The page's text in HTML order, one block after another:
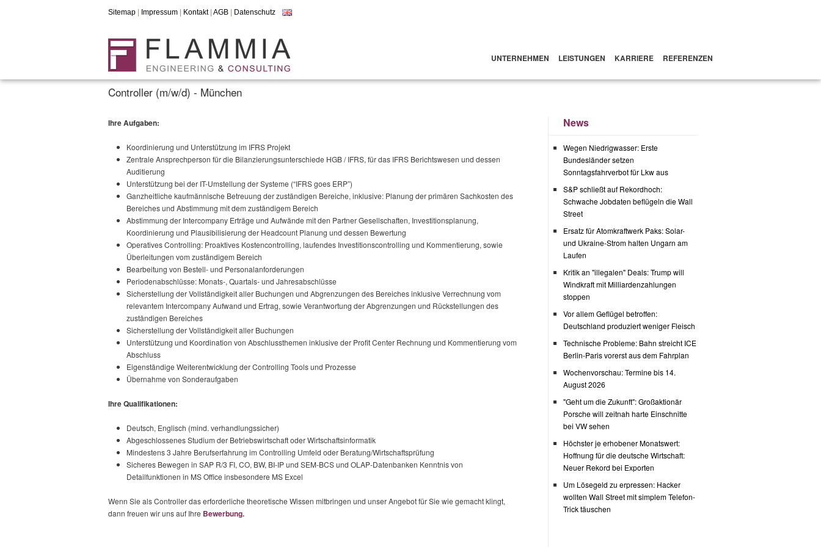
UNTERNEHMEN LEISTUNGEN KARRIERE REFERENZEN
Sitemap Impressum Kontakt| AGB Datenschutz
Controller (m/w/d) - München
Ihre Aufgaben:
Koordinierung und Unterstützung im IFRS Projekt
Zentrale Ansprechperson für die Bilanzierungsunterschiede HGB / IFRS, für das IFRS Berichtswesen und dessen
Auditierung
Unterstützung bei der IT-Umstellung der Systeme (“IFRS goes ERP”)
Ganzheitliche kaufmännische Betreuung der zuständigen Bereiche, inklusive: Planung der primären Sachkosten des
Bereiches und Abstimmung mit dem zuständigem Bereich
Abstimmung der Intercompany Erträge und Aufwände mit den Partner Gesellschaften, Investitionsplanung,
Koordinierung und Plausibilisierung der Headcount Planung und dessen Bewertung
Operatives Controlling: Proaktives Kostencontrolling, laufendes Investitionscontrolling und Kommentierung, sowie
Überleitungen vom zuständigem Bereich
Bearbeitung von Bestell- und Personalanforderungen
Periodenabschlüsse: Monats-, Quartals- und Jahresabschlüsse
Sicherstellung der Vollständigkeit aller Buchungen und Abgrenzungen des Bereiches inklusive Verrechnung vom
relevantem Intercompany Aufwand und Ertrag, sowie Verantwortung der Abgrenzungen und Rückstellungen des
zuständigen Bereiches
Sicherstellung der Vollständigkeit aller Buchungen
Unterstützung und Koordination von Abschlussthemen inklusive der Profit Center Rechnung und Kommentierung vom
Abschluss
Eigenständige Weiterentwicklung der Controlling Tools und Prozesse
Übernahme von Sonderaufgaben
Ihre Qualifikationen:
Deutsch, Englisch (mind. verhandlungssicher)
Abgeschlossenes Studium der Betriebswirtschaft oder Wirtschaftsinformatik
Mindestens 3 Jahre Berufserfahrung im Controlling Umfeld oder Beratung/Wirtschaftsprüfung
Sicheres Bewegen in SAP R/3 FI, CO, BW, BI-IP und SEM-BCS und OLAP-Datenbanken Kenntnis von
Detailfunktionen in MS Office insbesondere MS Excel
Wenn Sie als Controller das erforderliche theoretische Wissen mitbringen und unser Angebot für Sie wie gemacht klingt,
dann freuen wir uns auf Ihre Bewerbung.
News
Wegen Niedrigwasser: Erste
Bundesländer setzen
Sonntagsfahrverbot für Lkw aus
S&P schließt auf Rekordhoch:
Schwache Jobdaten beflügeln die Wall
Street
Ersatz für Atomkraftwerk Paks: Solar-
und Ukraine-Strom halten Ungarn am
Laufen
Kritik an "illegalen" Deals: Trump will
Windkraft mit Milliardenzahlungen
stoppen
Vor allem Geflügel betroffen:
Deutschland produziert weniger Fleisch
Technische Probleme: Bahn streicht ICE
Berlin-Paris vorerst aus dem Fahrplan
Wochenvorschau: Termine bis 14.
August 2026
"Geht um die Zukunft": Großaktionär
Porsche will zeitnah harte Einschnitte
bei VW sehen
Höchster je erhobener Monatswert:
Hoffnung für die deutsche Wirtschaft:
Neuer Rekord bei Exporten
Um Lösegeld zu erpressen: Hacker
wollten Wall Street mit simplem Telefon-
Trick täuschen